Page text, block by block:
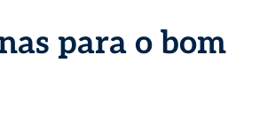
para o bom